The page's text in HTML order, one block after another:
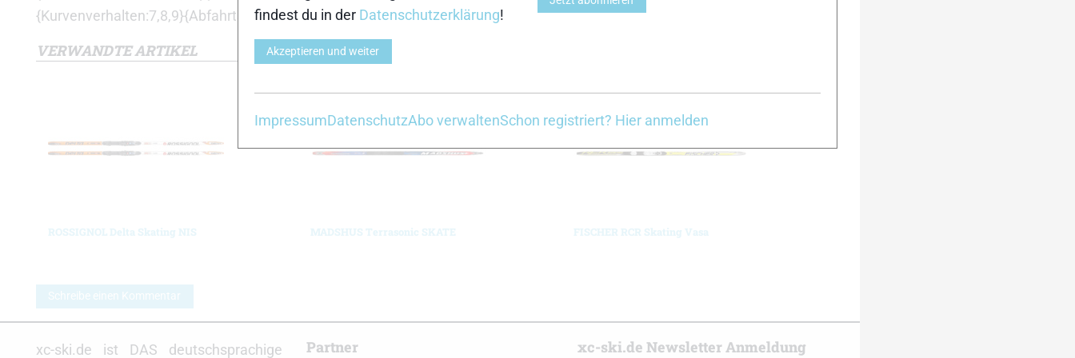
{Kurvenverhalten:7,8,9}{Abfahrtsverhalten:7,9,8,10}
VERWANDTE ARTIKEL
ROSSIGNOL Delta Skating NIS MADSHUS Terrasonic SKATE FISCHER RCR Skating Vasa
Schreibe einen Kommentar
xc-ski.de ist DAS deutschsprachige Partner xc-ski.de Newsletter Anmeldung
findest du in der Datenschutzerklärung!
Akzeptieren und weiter
ImpressumDatenschutzAbo verwaltenSchon registriert? Hier anmelden